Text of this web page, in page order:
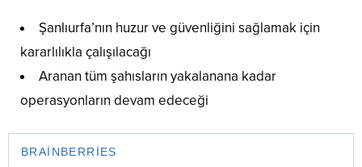
Şanlıurfa’nın huzur ve güvenliğini sağlamak için
kararlılıkla çalışılacağı
Aranan tüm şahısların yakalanana kadar
operasyonların devam edeceği